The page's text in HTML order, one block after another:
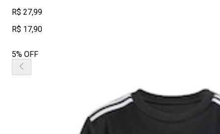
R$ 27,99
R$ 17,90
5% OFF